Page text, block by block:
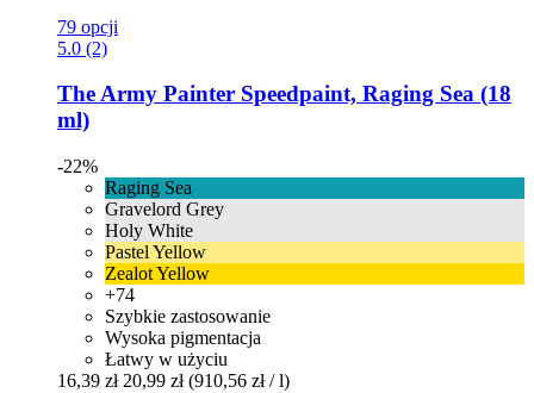
79 opcji
5.0 (2)
The Army Painter Speedpaint, Raging Sea (18
ml)
-22%
Raging Sea
Gravelord Grey
Holy White
Pastel Yellow
Zealot Yellow
+74
Szybkie zastosowanie
Wysoka pigmentacja
Łatwy w użyciu
16,39 zł 20,99 zł (910,56 zł / l)